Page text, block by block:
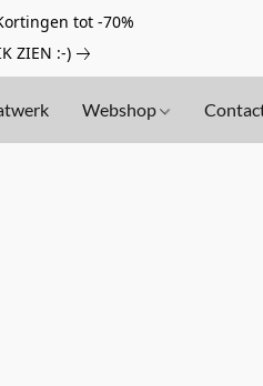
tot -70%
ZIEN :-)
Webshop